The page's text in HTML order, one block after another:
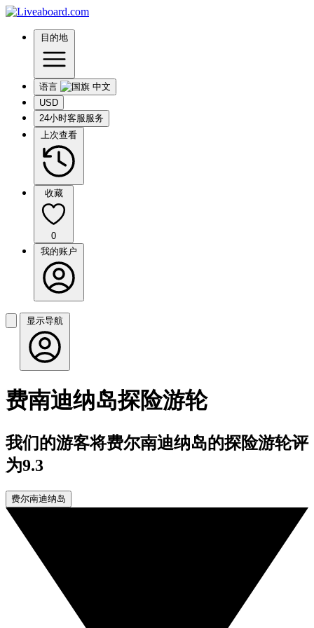
目的地
语言
USD
24小时客服服务
上次查看
收藏
0
我的账户
显示导航
费南迪纳岛探险游轮
我们的游客将费尔南迪纳岛的探险游轮评
为9.3
费尔南迪纳岛